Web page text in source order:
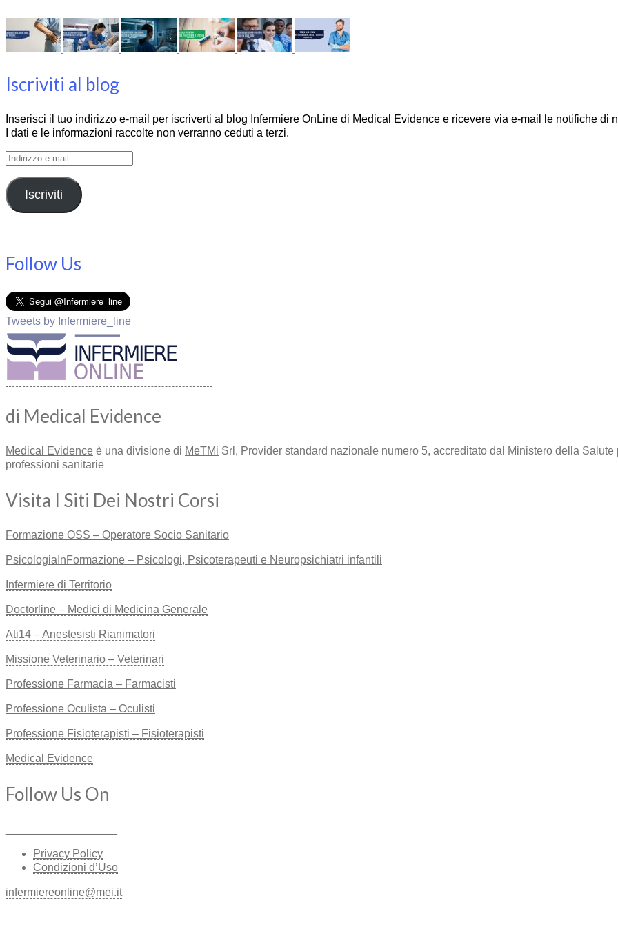
Iscriviti al blog
Inserisci il tuo indirizzo e-mail per iscriverti al blog Infermiere OnLine di Medical Evidence e ricevere via e-mail le notifiche di
I dati e le informazioni raccolte non verranno ceduti a terzi.
Indirizzo
mail
Iscriviti
Follow Us
Tweets by Infermiere_line
di Medical Evidence
Medical Evidence è una divisione di MeTMi Srl, Provider standard nazionale numero 5, accreditato dal Ministero della
professioni sanitarie
Visita I Siti Dei Nostri Corsi
Formazione OSS – Operatore Socio Sanitario
PsicologiaInFormazione – Psicologi, Psicoterapeuti e Neuropsichiatri infantili
Infermiere di Territorio
Doctorline – Medici di Medicina Generale
Ati14 – Anestesisti Rianimatori
Missione Veterinario – Veterinari
Professione Farmacia – Farmacisti
Professione Oculista – Oculisti
Professione Fisioterapisti – Fisioterapisti
Medical Evidence
Follow Us On
Privacy Policy
Condizioni d’Uso
infermiereonline@mei.it